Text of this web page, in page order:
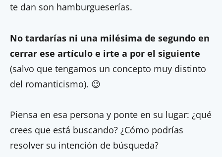
te dan son hamburgueserías.
No tardarías ni una milésima de segundo en
cerrar ese artículo e irte a por el siguiente
(salvo que tengamos un concepto muy distinto
del romanticismo). 😉
Piensa en esa persona y ponte en su lugar: ¿qué
crees que está buscando? ¿Cómo podrías
resolver su intención de búsqueda?